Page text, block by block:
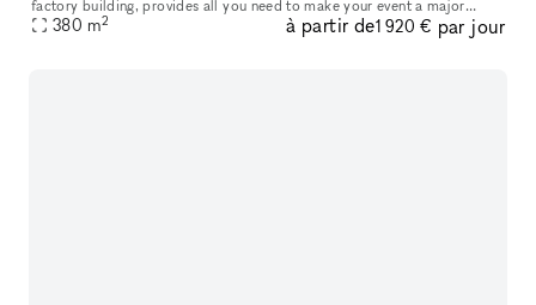
factory building, provides all you need to make your event a major
success. The loft includes a 30 sqm custom-made bar area,
380 m2 à partir de1 920 € par jour